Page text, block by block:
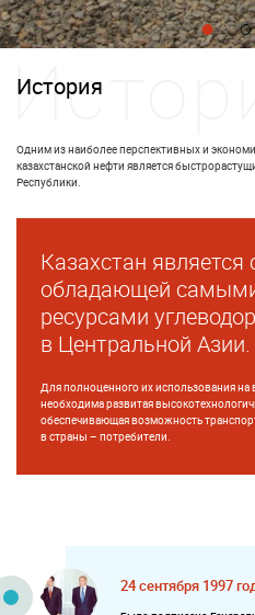
История
Одним из наиболее перспективных и
казахстанской нефти является
Республики.
Казахстан является
обладающей
ресурсами
в Центральной Азии.
Для полноценного их использования
необходима развитая
обеспечивающая возможность
в страны – потребители.
24 сентября 1997